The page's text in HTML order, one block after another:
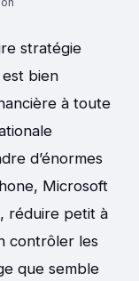
stratégie
bien
à toute
d’énormes
Microsoft
réduire petit à
contrôler les
que semble